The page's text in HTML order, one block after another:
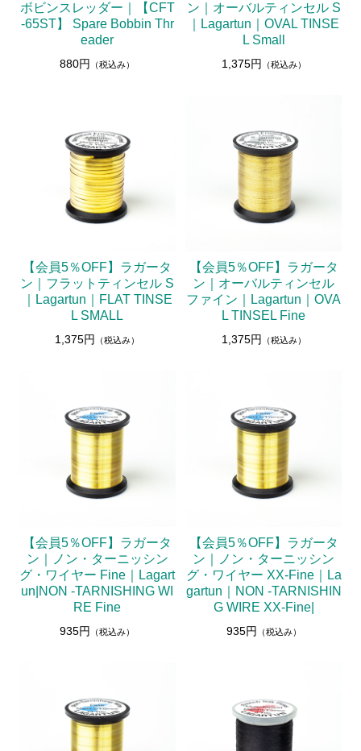
ボビンスレッダー｜【CFT
-65ST】 Spare Bobbin Thr
eader
880円 （税込み）
ン｜オーバルティンセル S
｜Lagartun｜OVAL TINSE
L Small
1,375円 （税込み）
【会員5％OFF】ラガータ
ン｜フラットティンセル S
｜Lagartun｜FLAT TINSE
L SMALL
1,375円 （税込み）
【会員5％OFF】ラガータ
ン｜オーバルティンセル
ファイン｜Lagartun｜OVA
L TINSEL Fine
1,375円 （税込み）
【会員5％OFF】ラガータ
ン｜ノン・ターニッシン
グ・ワイヤー Fine｜Lagart
un|NON -TARNISHING WI
RE Fine
935円 （税込み）
【会員5％OFF】ラガータ
ン｜ノン・ターニッシン
グ・ワイヤー XX-Fine｜La
gartun｜NON -TARNISHIN
G WIRE XX-Fine|
935円 （税込み）